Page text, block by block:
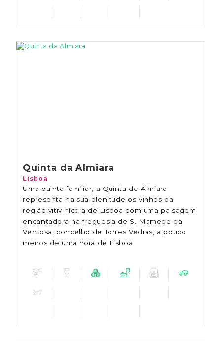
Quinta da Almiara
Lisboa
Uma quinta familiar, a Quinta de Almiara
representa na sua plenitude os vinhos da
região vitivinícola de Lisboa com uma paisagem
encantadora na freguesia de S. Mamede da
Ventosa, concelho de Torres Vedras, a pouco
menos de uma hora de Lisboa.